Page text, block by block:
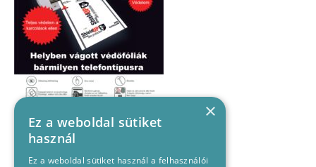
×
Ez a weboldal sütiket
használ
Ez a weboldal sütiket használ a felhasználói